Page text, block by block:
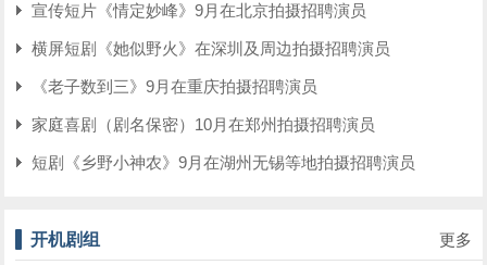
宣传短片《情定妙峰》9月在北京拍摄招聘演员
横屏短剧《她似野火》在深圳及周边拍摄招聘演员
《老子数到三》9月在重庆拍摄招聘演员
家庭喜剧（剧名保密）10月在郑州拍摄招聘演员
短剧《乡野小神农》9月在湖州无锡等地拍摄招聘演员
开机剧组
更多